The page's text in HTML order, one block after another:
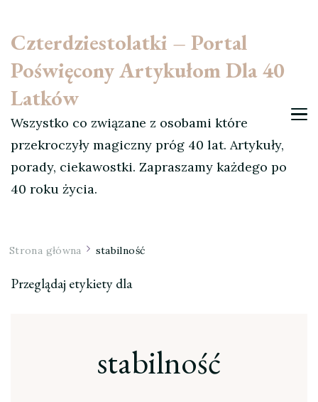
Czterdziestolatki – Portal
Poświęcony Artykułom Dla 40
Latków
Wszystko co związane z osobami które
przekroczyły magiczny próg 40 lat. Artykuły,
porady, ciekawostki. Zapraszamy każdego po
40 roku życia.
Strona główna stabilność
Przeglądaj etykiety dla
stabilność